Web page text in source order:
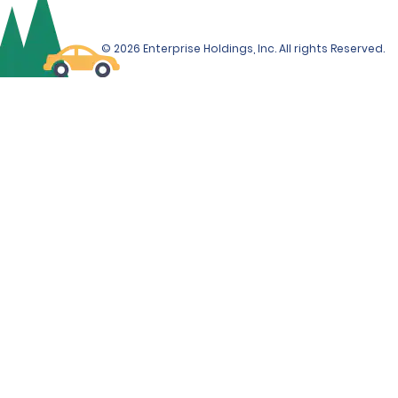
© 2026 Enterprise Holdings, Inc. All rights Reserved.